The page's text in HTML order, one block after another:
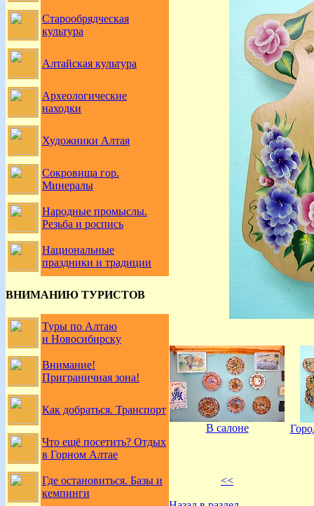
Старообрядческая
культура
Алтайская культура
Археологические
находки
Художники Алтая
Сокровища гор.
Минералы
Народные промыслы.
Резьба и роспись
Национальные
праздники и традиции
ВНИМАНИЮ ТУРИСТОВ
Туры по Алтаю
и Новосибирску
Внимание!
Приграничная зона!
Как добраться. Транспорт
Что ещё посетить? Отдых
в Горном Алтае
Где остановиться. Базы и
кемпинги
В салоне
<<